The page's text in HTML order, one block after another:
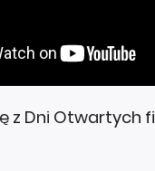
z Dni Otwartych